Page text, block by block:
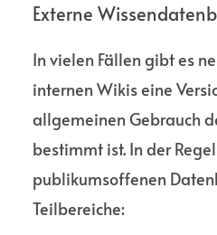
Externe
In vielen Fällen gibt es
internen Wikis eine
allgemeinen Gebrauch
bestimmt ist. In der
publikums­offenen
Teilbereiche: